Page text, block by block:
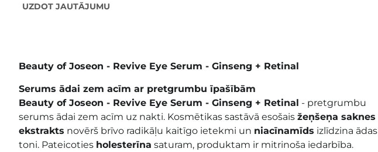
UZDOT JAUTĀJUMU
Beauty of Joseon - Revive Eye Serum - Ginseng + Retinal
Serums ādai zem acīm ar pretgrumbu īpašībām
Beauty of Joseon - Revive Eye Serum - Ginseng + Retinal - pretgrumbu
serums ādai zem acīm uz nakti. Kosmētikas sastāvā esošais žeņšeņa saknes
ekstrakts novērš brīvo radikāļu kaitīgo ietekmi un niacīnamīds izlīdzina ādas
toni. Pateicoties holesterīna saturam, produktam ir mitrinoša iedarbība.